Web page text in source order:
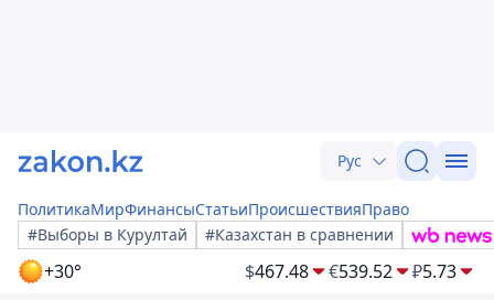
Рус
ПолитикаМирФинансыСтатьиПроисшествияПраво
#Выборы в Курултай
#Казахстан в сравнении
+30° $467.48 €539.52 ₽5.73